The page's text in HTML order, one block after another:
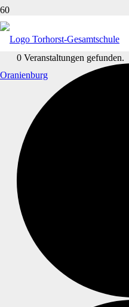
0 Veranstaltungen gefunden.